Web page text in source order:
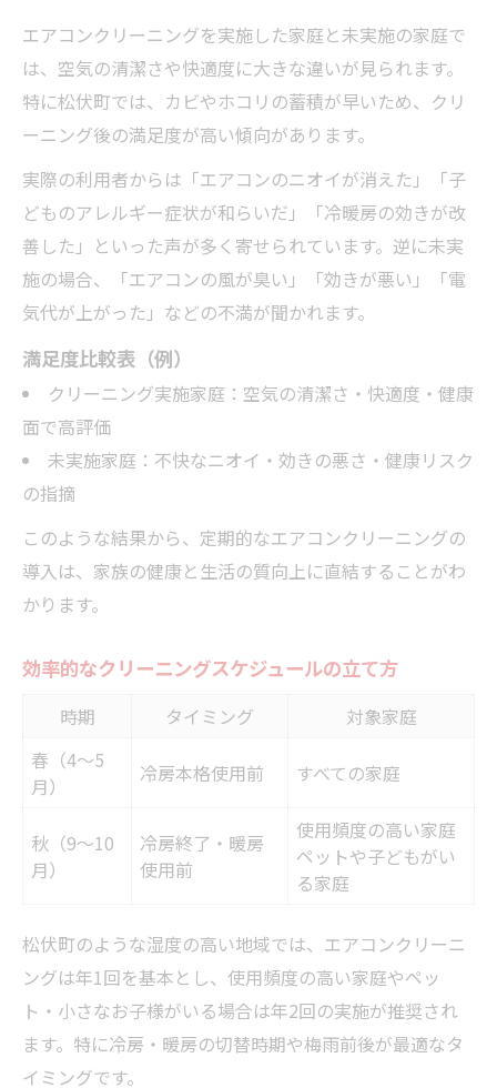
エアコンクリーニングを実施した家庭と未実施の家庭で
は、空気の清潔さや快適度に大きな違いが見られます。
特に松伏町では、カビやホコリの蓄積が早いため、クリ
ーニング後の満足度が高い傾向があります。
実際の利用者からは「エアコンのニオイが消えた」「子
どものアレルギー症状が和らいだ」「冷暖房の効きが改
善した」といった声が多く寄せられています。逆に未実
施の場合、「エアコンの風が臭い」「効きが悪い」「電
気代が上がった」などの不満が聞かれます。
満足度比較表（例）
クリーニング実施家庭：空気の清潔さ・快適度・健康
面で高評価
未実施家庭：不快なニオイ・効きの悪さ・健康リスク
の指摘
このような結果から、定期的なエアコンクリーニングの
導入は、家族の健康と生活の質向上に直結することがわ
かります。
効率的なクリーニングスケジュールの立て方
時期 タイミング
対象家庭
春（4～5
月）
冷房本格使用前 すべての家庭
秋（9～10
月）
冷房終了・暖房
使用前
使用頻度の高い家庭
ペットや子どもがい
る家庭
松伏町のような湿度の高い地域では、エアコンクリーニ
ングは年1回を基本とし、使用頻度の高い家庭やペッ
ト・小さなお子様がいる場合は年2回の実施が推奨され
ます。特に冷房・暖房の切替時期や梅雨前後が最適なタ
イミングです。